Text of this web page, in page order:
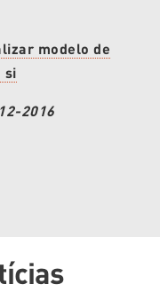
modelo de
si
2016